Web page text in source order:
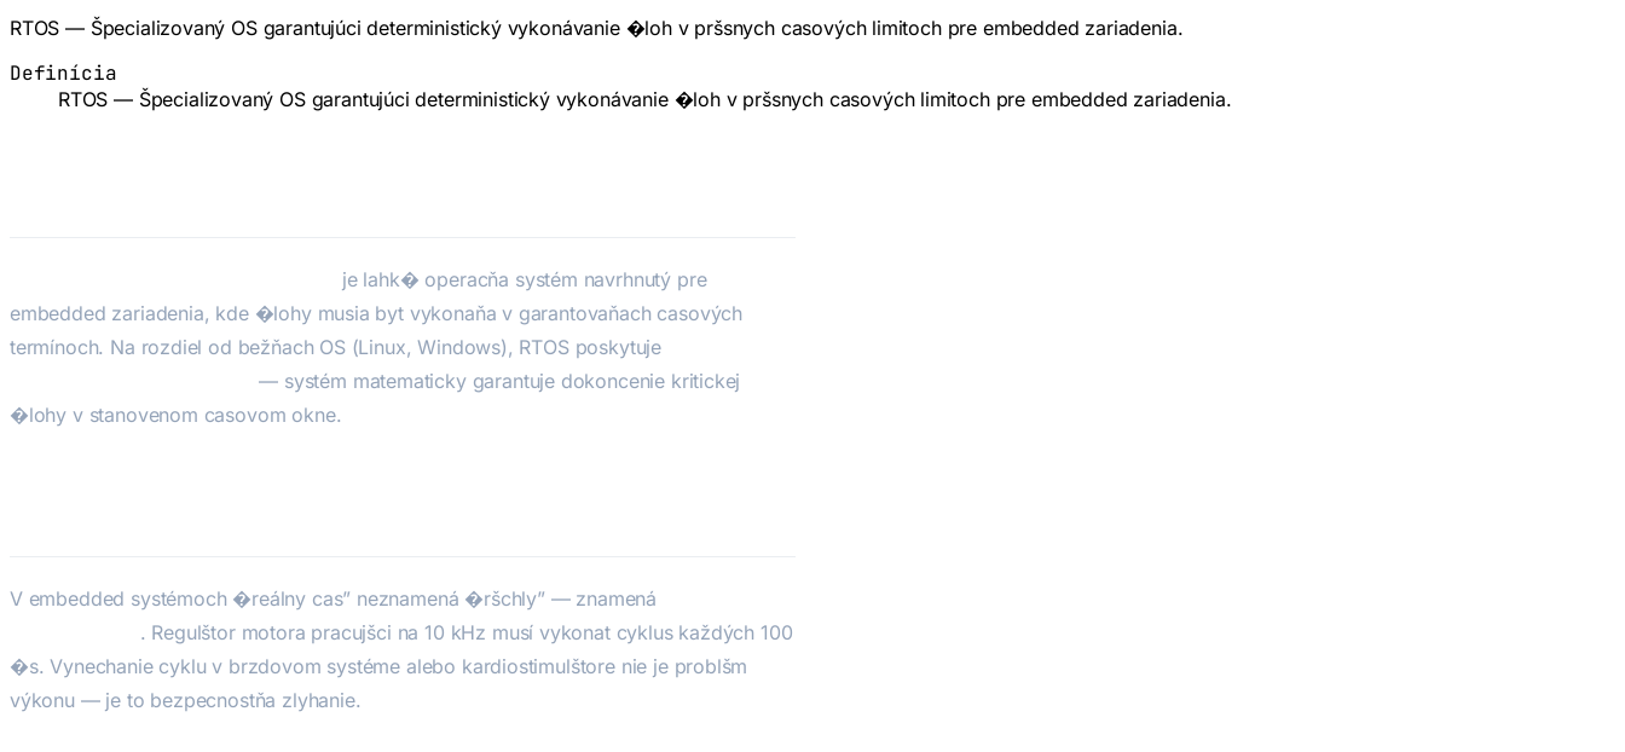
RTOS — Špecializovaný OS garantujúci deterministický vykonávanie �loh v pršsnych casových limitoch pre embedded zariadenia.
Definícia
RTOS — Špecializovaný OS garantujúci deterministický vykonávanie �loh v pršsnych casových limitoch pre embedded zariadenia.
je lahk� operacňa systém navrhnutý pre
embedded zariadenia, kde �lohy musia byt vykonaňa v garantovaňach casových
termínoch. Na rozdiel od bežňach OS (Linux, Windows), RTOS poskytuje
— systém matematicky garantuje dokoncenie kritickej
�lohy v stanovenom casovom okne.
V embedded systémoch �reálny cas” neznamená �ršchly” — znamená
. Regulštor motora pracujšci na 10 kHz musí vykonat cyklus každých 100
�s. Vynechanie cyklu v brzdovom systéme alebo kardiostimulštore nie je problšm
výkonu — je to bezpecnostňa zlyhanie.